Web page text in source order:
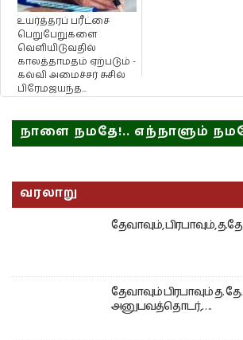
உயர்த்தரப் பரீட்சை
பெறுபேறுகளை
வெளியிடுவதில்
காலத்தாமதம் ஏற்படும் -
கல்வி அமைச்சர் சுசில்
பிரேமஜயந்த...
நாளை நமதே!.. எந்நாளும்
வரலாறு
தேவாவும், பிரபாவும்,
தேவாவும் பிரபாவும் த.
அனுபவத்தொடர்,….